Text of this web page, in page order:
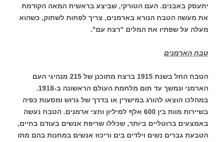
יתעסק באבנים. העם הטורקי, שביצע בראשית המאה הקודמת
את מעשה הטבח הנורא בארמנים, צריך לפחות לשתוק, כשהוא
מעלה על שפתיו את המלים "רצח עם".
טבח הארמנים
הטבח החל בשנת 1915 ברצח מתוכנן של 215 מנהיגי העם
הארמני ונמשך עד תום מלחמת העולם הראשונה ב-1918.
במהלכו הוצאו להורג במישרין או בדרך של גרוש ומסעות כפיה
בשיירות מוות בין 600 אלף למיליון וחצי ארמנים. הטבח נעשה
באמצעים ברוטליים ביותר, שכללו שריפת אנשים בעודם בחיים,
הטבעת גברים נשים וילדים בים וריכוז אנשים במחנות בהם מתו